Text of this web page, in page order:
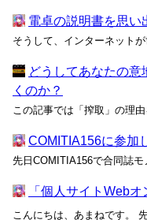
電卓の説明書を思い
どうしてあなたの
くのか？
COMITIA156に参加
「個人サイトWeb